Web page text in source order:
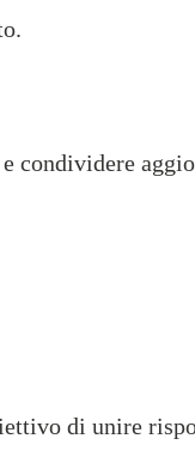
condividere
di unire